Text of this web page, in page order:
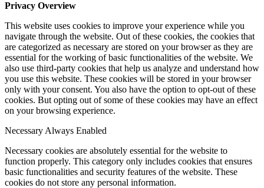
Privacy Overview
This website uses cookies to improve your experience while you
navigate through the website. Out of these cookies, the cookies that
are categorized as necessary are stored on your browser as they are
essential for the working of basic functionalities of the website. We
also use third-party cookies that help us analyze and understand how
you use this website. These cookies will be stored in your browser
only with your consent. You also have the option to opt-out of these
cookies. But opting out of some of these cookies may have an effect
on your browsing experience.
Necessary Always Enabled
Necessary cookies are absolutely essential for the website to
function properly. This category only includes cookies that ensures
basic functionalities and security features of the website. These
cookies do not store any personal information.